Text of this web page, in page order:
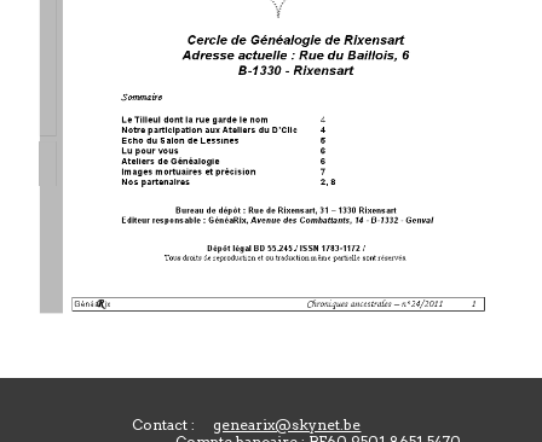
Contact : genearix@skynet.be